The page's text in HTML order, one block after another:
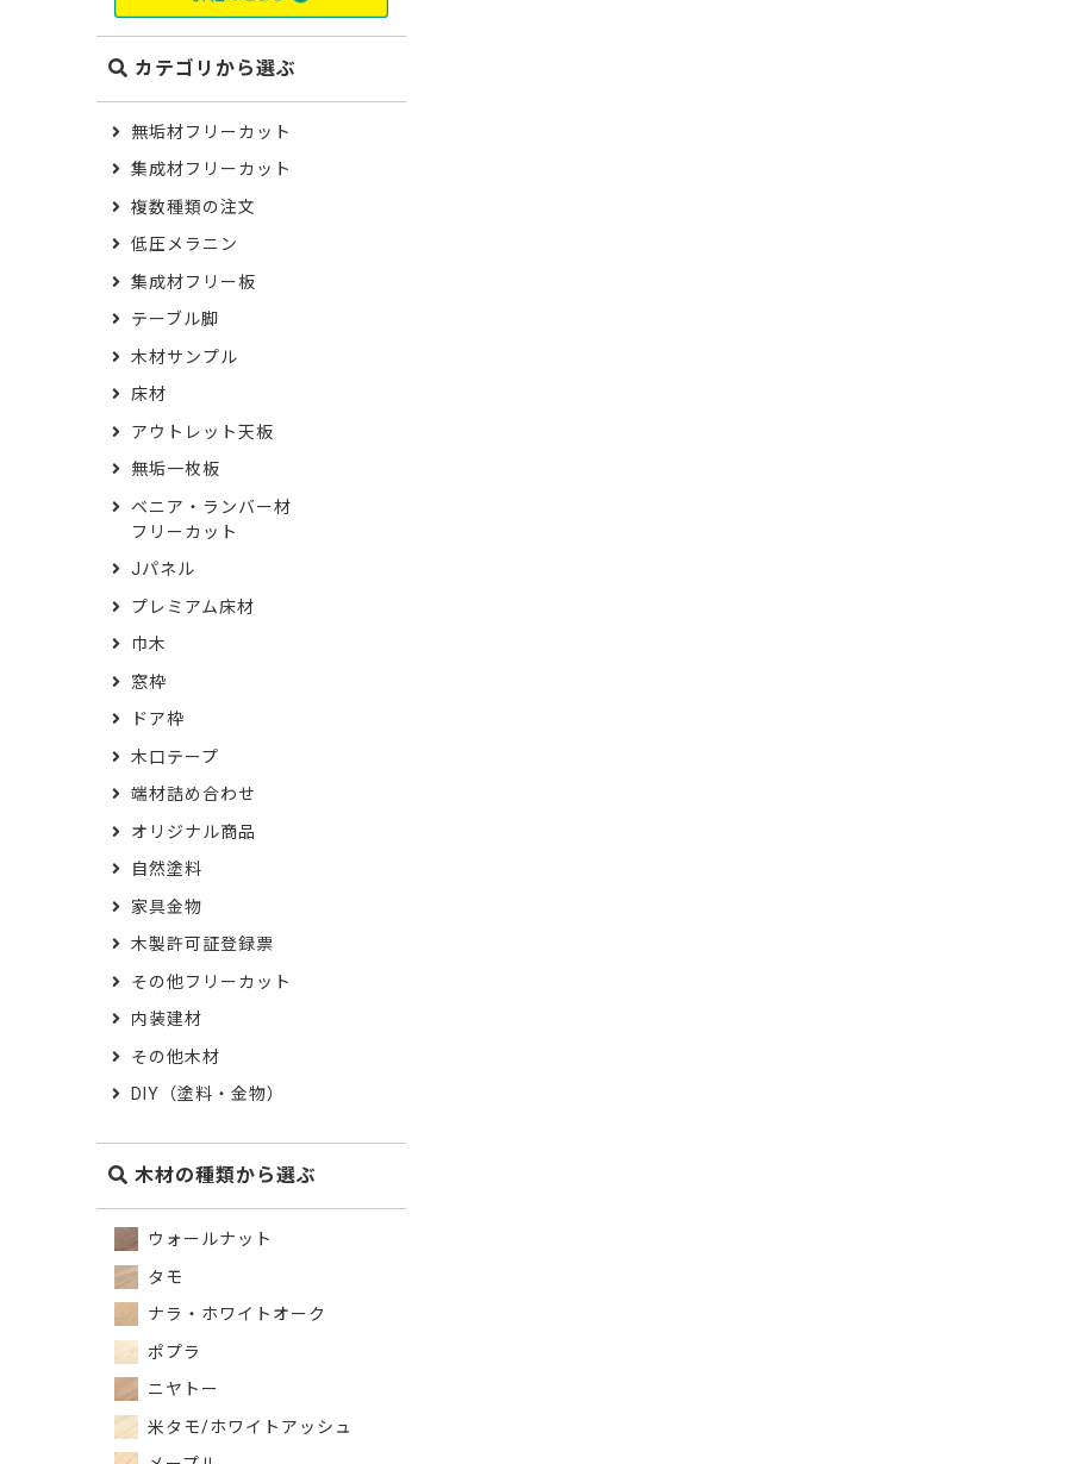
カテゴリから選ぶ
無垢材フリーカット
集成材フリーカット
複数種類の注文
低圧メラニン
集成材フリー板
テーブル脚
木材サンプル
床材
アウトレット天板
無垢一枚板
ベニア・ランバー材
フリーカット
Jパネル
プレミアム床材
巾木
窓枠
ドア枠
木口テープ
端材詰め合わせ
オリジナル商品
自然塗料
家具金物
木製許可証登録票
その他フリーカット
内装建材
その他木材
DIY（塗料・金物）
木材の種類から選ぶ
ウォールナット
タモ
ナラ・ホワイトオーク
ポプラ
ニヤトー
米タモ/ホワイトアッシュ